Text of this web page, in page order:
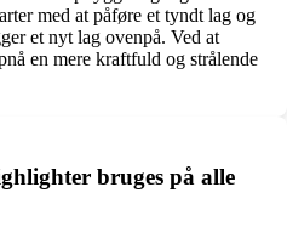
med at påføre et tyndt lag og
et nyt lag ovenpå. Ved at
en mere kraftfuld og strålende
bruges på alle